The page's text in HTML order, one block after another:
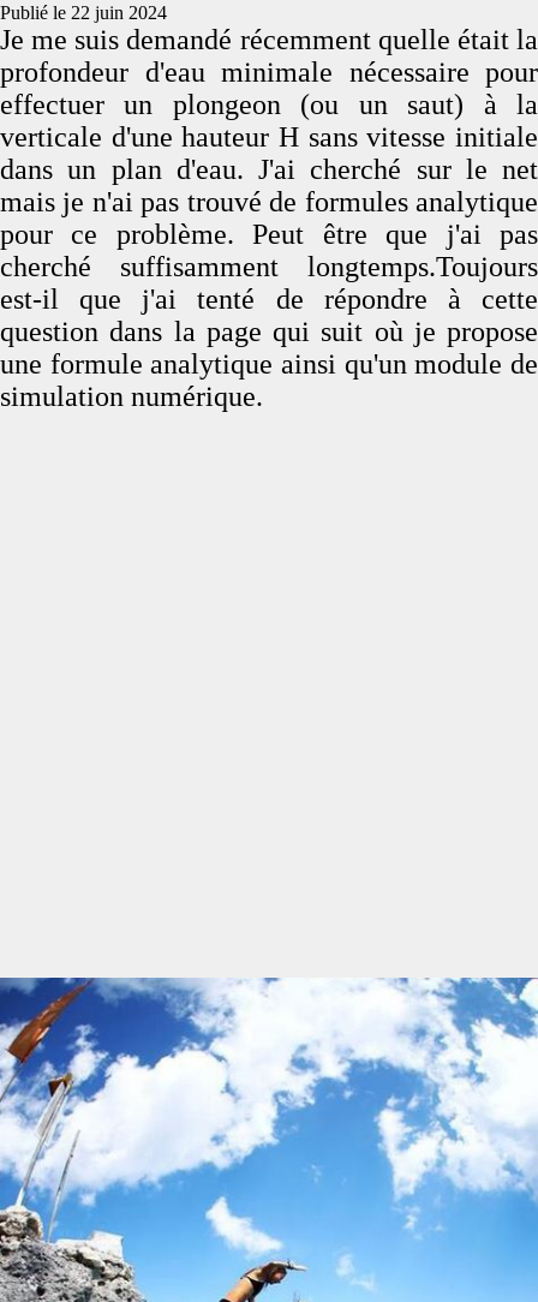
Publié le 22 juin 2024
Je me suis demandé récemment quelle était la
profondeur d'eau minimale nécessaire pour
effectuer un plongeon (ou un saut) à la
verticale d'une hauteur H sans vitesse initiale
dans un plan d'eau. J'ai cherché sur le net
mais je n'ai pas trouvé de formules analytique
pour ce problème. Peut être que j'ai pas
cherché suffisamment longtemps.Toujours
est-il que j'ai tenté de répondre à cette
question dans la page qui suit où je propose
une formule analytique ainsi qu'un module de
simulation numérique.